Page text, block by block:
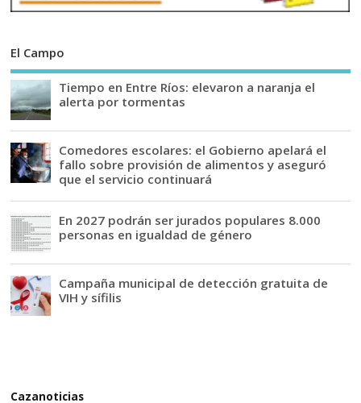
El Campo
Tiempo en Entre Ríos: elevaron a naranja el
alerta por tormentas
Comedores escolares: el Gobierno apelará el
fallo sobre provisión de alimentos y aseguró
que el servicio continuará
En 2027 podrán ser jurados populares 8.000
personas en igualdad de género
Campaña municipal de detección gratuita de
VIH y sífilis
Cazanoticias